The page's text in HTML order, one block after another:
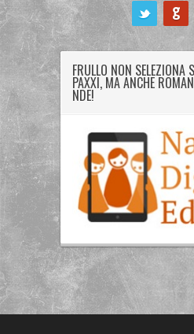
FRULLO NON SELEZIONA
PAXXI, MA ANCHE
NDE!